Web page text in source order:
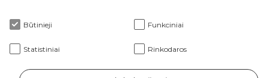
Apie mus
Klientams
Būtinieji Funkciniai
Statistiniai Rinkodaros